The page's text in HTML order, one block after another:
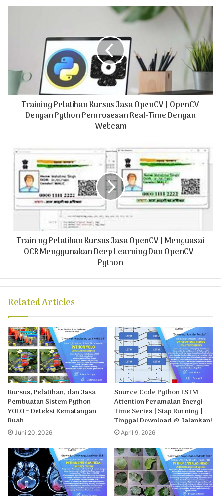
l
Training Pelatihan Kursus Jasa OpenCV | OpenCV
Dengan Python Pemrosesan Real-Time Dengan
Webcam
Training Pelatihan Kursus Jasa OpenCV | Menguasai
OCR Menggunakan Deep Learning Dan OpenCV-
Python
Related Articles
Kursus, Pelatihan, dan Jasa
Pembuatan Sistem Python
YOLO ~ Deteksi Kematangan
Buah
Juni 20, 2026
Source Code Python LSTM
Attention Peramalan Energi
Time Series | Siap Running |
Tinggal Download & Jalankan!
April 9, 2026